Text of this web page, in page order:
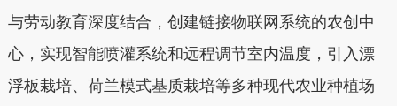
与劳动教育深度结合，创建链接物联网系统的农创中
心，实现智能喷灌系统和远程调节室内温度，引入漂
浮板栽培、荷兰模式基质栽培等多种现代农业种植场